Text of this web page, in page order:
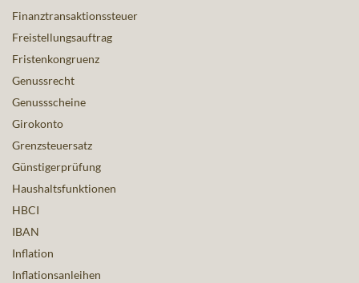
Finanztransaktionssteuer
Freistellungsauftrag
Fristenkongruenz
Genussrecht
Genussscheine
Girokonto
Grenzsteuersatz
Günstigerprüfung
Haushaltsfunktionen
HBCI
IBAN
Inflation
Inflationsanleihen